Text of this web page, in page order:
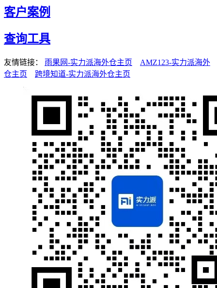
客户案例
查询工具
友情链接： 雨果网-实力派海外仓主页
AMZ123-实力派海外
仓主页
跨境知道-实力派海外仓主页